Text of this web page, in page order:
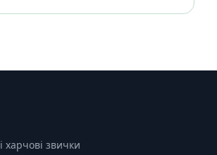
харчові звички